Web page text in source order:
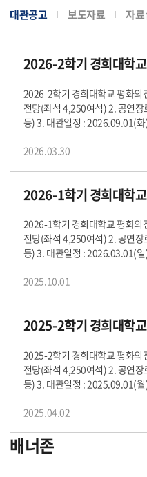
대관공고 보도자료 자료
2026-2학기 경희대학
2026-2학기 경희대학교 평화의
전당(좌석 4,250여석) 2. 공연
등) 3. 대관일정 : 2026.09.01(
~ 2026.04.23(목) 6. 접수처 :
(금) 8. 제출서류 가. 평화의전당 사용신청서 나. 공연(행사)계획서 또
심의 중 추가자료를 요청 가능(
의사항 가. 경희대학교 설립 취
함. 나. 종교 또는 정치적 행사는
의로 진행한 모든 사항은 신청자
반환되지 않으며, 상호 개인정보
다를 경우 대관 승인 및 계약 이
에 일자 지정은 불가함. 차. 생수
전체가 금연 구역임. 카. 대관료
대할 경우 승인을 취소함 파. 상
6.04.01. 경희대학교 총무관리
2026.03.30
2026-1학기 경희대학
2026-1학기 경희대학교 평화의
전당(좌석 4,250여석) 2. 공연
등) 3. 대관일정 : 2026.03.01(
~ 2025.10.31(금) 6. 접수처 :
(월) 8. 제출서류 가. 평화의전당 사용신청서 나. 공연(행사)계획서 또
심의 중 추가자료를 요청 가능(
의사항 가. 경희대학교 설립 취
함. 나. 종교 또는 정치적 행사는
의로 진행한 모든 사항은 신청자
수를 위해 대관 시 휴게시간(중
반환되지 않으며, 상호 개인정
2025.10.01
2025-2학기 경희대학
2025-2학기 경희대학교 평화의
전당(좌석 4,250여석) 2. 공연
등) 3. 대관일정 : 2025.09.01(
~ 2025.04.30(수) 6. 접수처 :
통보 04.02(수) 04.02(수)~04.18(금) 04.18(금)~04.30(수) 05.01
(목) 8. 제출서류 가. 평화의전당 사용신청서 나. 공연(행사)계획서 또
2025.04.02
배너존